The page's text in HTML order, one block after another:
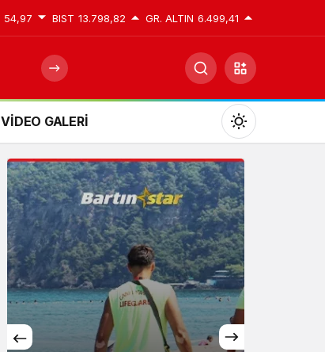
54,97 BIST 13.798,82 GR. ALTIN 6.499,41
VİDEO GALERİ
Mod
değiştir
Gündüz Modu
Gündüz modunu seçin.
Gece Modu
Gece modunu seçin.